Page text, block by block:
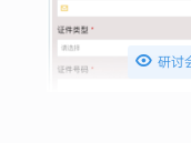
 研讨